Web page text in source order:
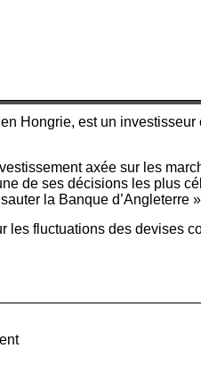
Hongrie, est un
axée sur les
de ses décisions les plus
la Banque d’Angleterre
les fluctuations des devises